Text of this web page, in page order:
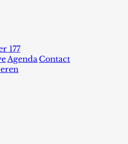
177
Agenda Contact